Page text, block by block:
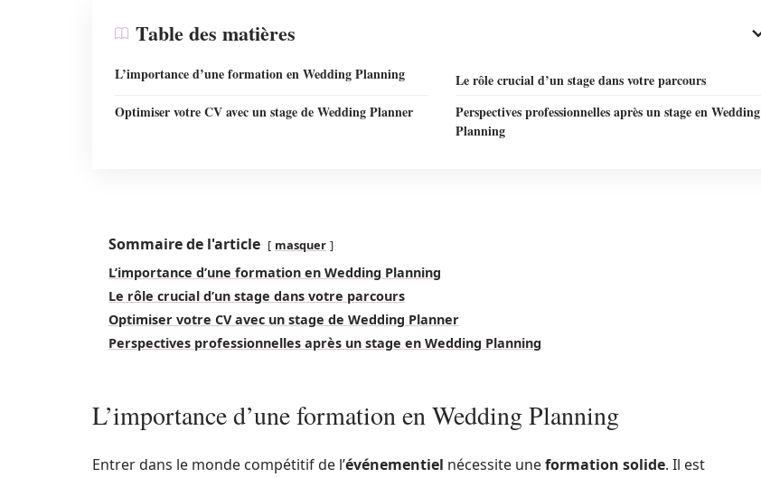
Table des matières
L’importance d’une formation en Wedding Planning
Le rôle crucial d’un stage dans votre parcours
Optimiser votre CV avec un stage de Wedding Planner
Perspectives professionnelles après un stage en Wedding
Planning
Sommaire de l'article masquer
L’importance d’une formation en Wedding Planning
Le rôle crucial d’un stage dans votre parcours
Optimiser votre CV avec un stage de Wedding Planner
Perspectives professionnelles après un stage en Wedding Planning
L’importance d’une formation en Wedding Planning
Entrer dans le monde compétitif de l’événementiel nécessite uneformation solide. Il est